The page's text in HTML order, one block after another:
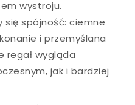
wystroju.
się spójność: ciemne
i przemyślana
regał wygląda
jak i bardziej